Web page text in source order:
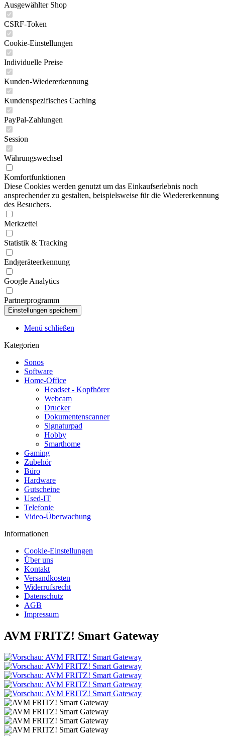
Ausgewählter Shop
CSRF-Token
Cookie-Einstellungen
Individuelle Preise
Kunden-Wiedererkennung
Kundenspezifisches Caching
PayPal-Zahlungen
Session
Währungswechsel
Komfortfunktionen
Diese Cookies werden genutzt um das Einkaufserlebnis noch
ansprechender zu gestalten, beispielsweise für die Wiedererkennung
des Besuchers.
Merkzettel
Statistik & Tracking
Endgeräteerkennung
Google Analytics
Partnerprogramm
Menü schließen
Kategorien
Sonos
Software
Home-Office
Headset - Kopfhörer
Webcam
Drucker
Dokumentenscanner
Signaturpad
Hobby
Smarthome
Gaming
Zubehör
Büro
Hardware
Gutscheine
Used-IT
Telefonie
Video-Überwachung
Informationen
Cookie-Einstellungen
Über uns
Kontakt
Versandkosten
Widerrufsrecht
Datenschutz
AGB
Impressum
AVM FRITZ! Smart Gateway